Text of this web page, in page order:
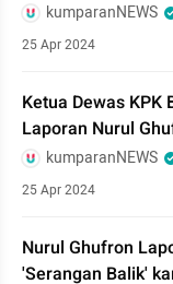
kumparanNEWS
25 Apr 2024
Ketua Dewas KPK
Laporan Nurul
kumparanNEWS
25 Apr 2024
Nurul Ghufron
'Serangan Balik'